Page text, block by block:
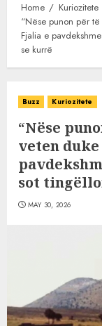
Home
Kuriozitete
“Nëse punon për
Fjalia e
se kurrë
Buzz Kuriozitete
“Nëse
veten duke
sot
MAY 30, 2026